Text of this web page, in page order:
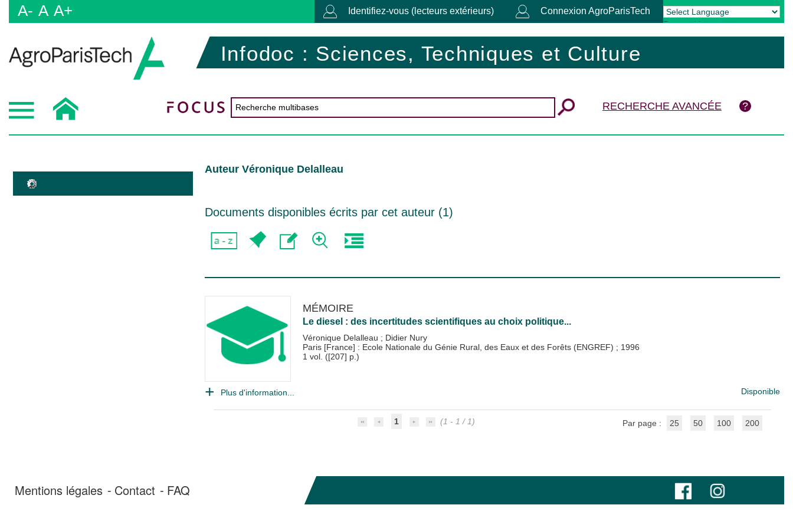
A- A A+ Identifiez-vous (lecteurs extérieurs) Connexion AgroParisTech
Powered by Translate
Infodoc : Sciences, Techniques et Culture
RECHERCHE AVANCÉE
Auteur Véronique Delalleau
Documents disponibles écrits par cet auteur (1)
MÉMOIRE
Le diesel : des incertitudes scientifiques au choix politique...
Véronique Delalleau ; Didier Nury
Paris [France] : Ecole Nationale du Génie Rural, des Eaux et des Forêts (ENGREF) ; 1996
1 vol. ([207] p.)
Plus d'information... Disponible
1 (1 - 1 / 1) Par page : 25 50 100 200
Mentions légales Contact FAQ